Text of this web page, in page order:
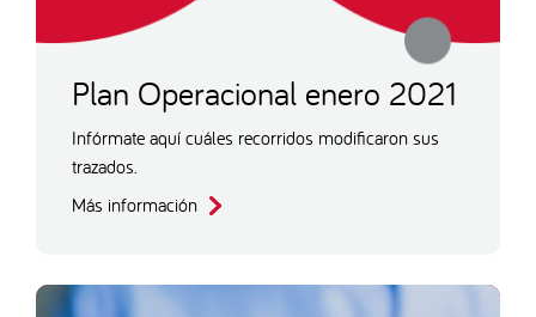
Plan Operacional enero 2021
Infórmate aquí cuáles recorridos modificaron sus
trazados.
Más información